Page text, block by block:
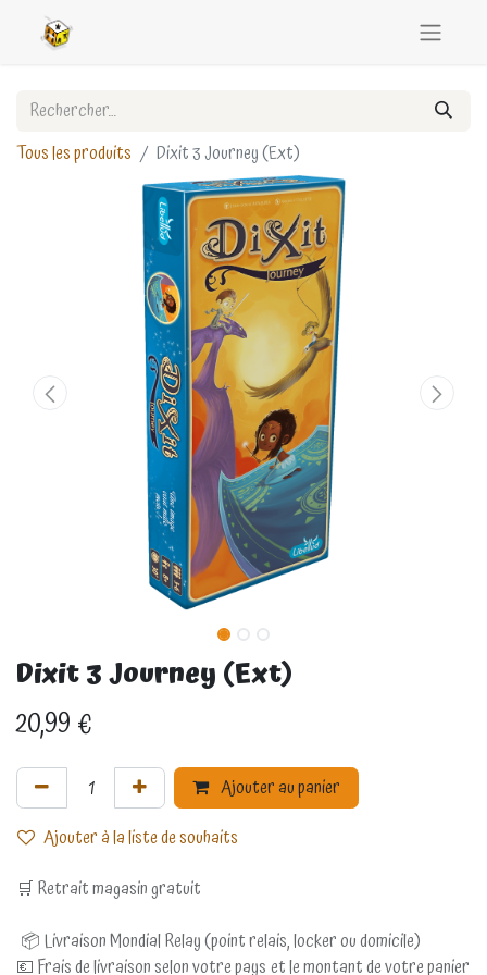
Tous les produits Dixit 3 Journey (Ext)
Dixit 3 Journey (Ext)
20,99€
Ajouter au panier
Ajouter à la liste de souhaits
🛒 Retrait magasin gratuit
📦 Livraison Mondial Relay (point relais, locker ou domicile)
💶 Frais de livraison selon votre pays et le montant de votre panier